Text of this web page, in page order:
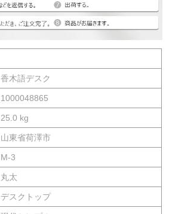
香木語デスク
1000048865
25.0 kg
山東省荷澤市
M-3
丸太
デスクトップ